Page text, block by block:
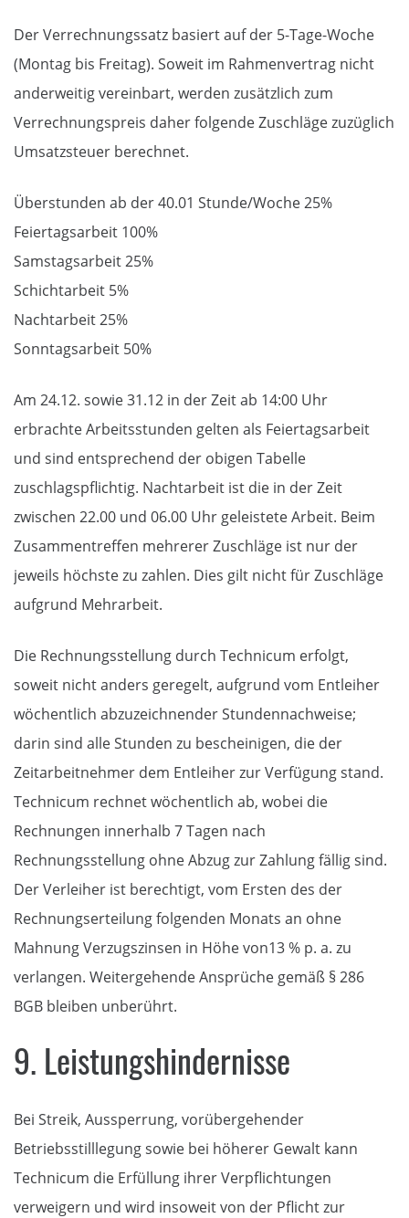
Der Verrechnungssatz basiert auf der 5-Tage-Woche
(Montag bis Freitag). Soweit im Rahmenvertrag nicht
anderweitig vereinbart, werden zusätzlich zum
Verrechnungspreis daher folgende Zuschläge zuzüglich
Umsatzsteuer berechnet.
Überstunden ab der 40.01 Stunde/Woche 25%
Feiertagsarbeit 100%
Samstagsarbeit 25%
Schichtarbeit 5%
Nachtarbeit 25%
Sonntagsarbeit 50%
Am 24.12. sowie 31.12 in der Zeit ab 14:00 Uhr
erbrachte Arbeitsstunden gelten als Feiertagsarbeit
und sind entsprechend der obigen Tabelle
zuschlagspflichtig. Nachtarbeit ist die in der Zeit
zwischen 22.00 und 06.00 Uhr geleistete Arbeit. Beim
Zusammentreffen mehrerer Zuschläge ist nur der
jeweils höchste zu zahlen. Dies gilt nicht für Zuschläge
aufgrund Mehrarbeit.
Die Rechnungsstellung durch Technicum erfolgt,
soweit nicht anders geregelt, aufgrund vom Entleiher
wöchentlich abzuzeichnender Stundennachweise;
darin sind alle Stunden zu bescheinigen, die der
Zeitarbeitnehmer dem Entleiher zur Verfügung stand.
Technicum rechnet wöchentlich ab, wobei die
Rechnungen innerhalb 7 Tagen nach
Rechnungsstellung ohne Abzug zur Zahlung fällig sind.
Der Verleiher ist berechtigt, vom Ersten des der
Rechnungserteilung folgenden Monats an ohne
Mahnung Verzugszinsen in Höhe von13 % p. a. zu
verlangen. Weitergehende Ansprüche gemäß § 286
BGB bleiben unberührt.
9. Leistungshindernisse
Bei Streik, Aussperrung, vorübergehender
Betriebsstilllegung sowie bei höherer Gewalt kann
Technicum die Erfüllung ihrer Verpflichtungen
verweigern und wird insoweit von der Pflicht zur